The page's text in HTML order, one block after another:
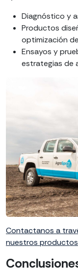
Diagnóstico y
Productos
optimización
Ensayos y
estrategias de
Contactanos a
nuestros